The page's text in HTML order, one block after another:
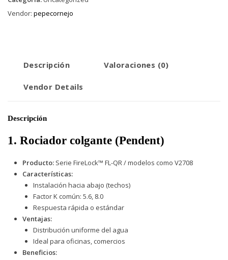
Vendor: pepecornejo
Descripción Valoraciones (0)
Vendor Details
Descripción
1. Rociador colgante (Pendent)
Producto: Serie FireLock™ FL-QR / modelos como V2708
Características:
Instalación hacia abajo (techos)
Factor K común: 5.6, 8.0
Respuesta rápida o estándar
Ventajas:
Distribución uniforme del agua
Ideal para oficinas, comercios
Beneficios: